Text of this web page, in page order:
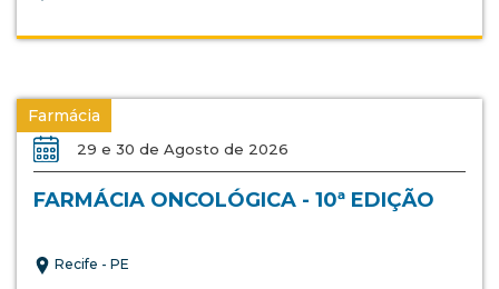
Farmácia
29 e 30 de Agosto de 2026
FARMÁCIA ONCOLÓGICA - 10ª EDIÇÃO
Recife - PE